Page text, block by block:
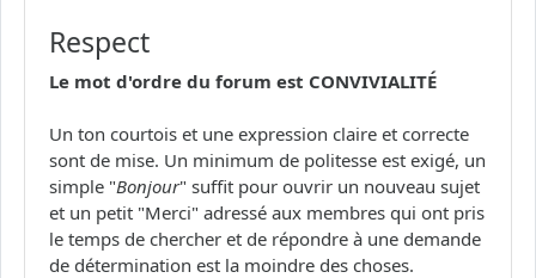
Respect
Le mot d'ordre du forum est CONVIVIALITÉ
Un ton courtois et une expression claire et correcte
sont de mise. Un minimum de politesse est exigé, un
simple "Bonjour" suffit pour ouvrir un nouveau sujet
et un petit "Merci" adressé aux membres qui ont pris
le temps de chercher et de répondre à une demande
de détermination est la moindre des choses.